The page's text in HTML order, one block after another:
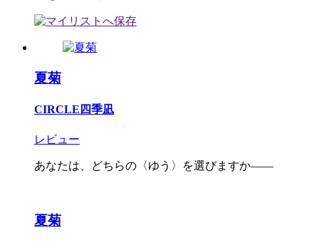
夏菊
CIRCLE四季凪
レビュー
あなたは、どちらの〈ゆう〉を選びますか――
夏菊